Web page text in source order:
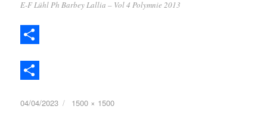
E-F Lühl Ph Barbey Lallia – Vol 4 Polymnie 2013
a
a
Publié
04/04/2023
Taille
1500 × 1500